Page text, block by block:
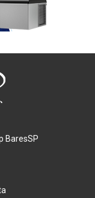
BaresSP